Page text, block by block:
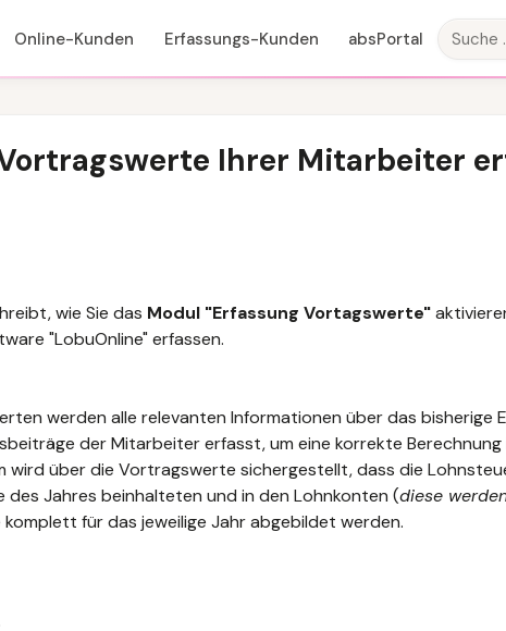
Online-Kunden Erfassungs-Kunden absPortal
Ihrer Mitarbeiter
wie Sie das Modul "Erfassung Vortagswerte"
"LobuOnline" erfassen.
werden alle relevanten Informationen über das bisherige
der Mitarbeiter erfasst,um eine korrekte
wird über die Vortragswerte sichergestellt, dass die
des Jahres beinhalteten und in den Lohnkonten (diese
für das jeweilige Jahr abgebildet werden.